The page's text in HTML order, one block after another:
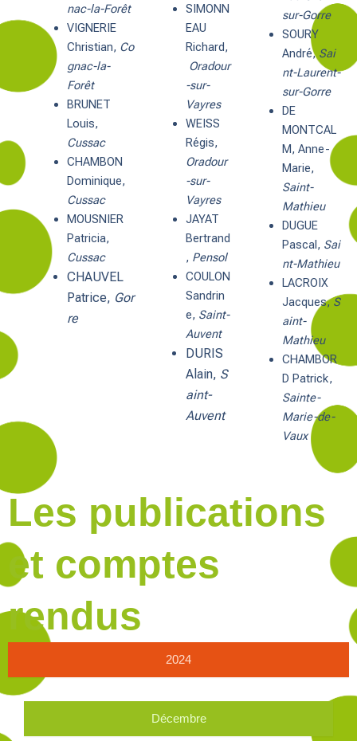
nac-la-Forêt
VIGNERIE
Christian, Co
gnac-la-
Forêt
BRUNET
Louis,
Cussac
CHAMBON
Dominique,
Cussac
MOUSNIER
Patricia,
Cussac
CHAUVEL
Patrice, Gor
re
SIMONN
EAU
Richard,
Oradour
-sur-
Vayres
WEISS
Régis,
Oradour
-sur-
Vayres
JAYAT
Bertrand
, Pensol
COULON
Sandrin
e, Saint-
Auvent
DURIS
Alain, S
aint-
Auvent
sur-Gorre
SOURY
André,Sai
nt-Laurent-
sur-Gorre
DE
MONTCAL
M, Anne-
Marie,
Saint-
Mathieu
DUGUE
Pascal, Sai
nt-Mathieu
LACROIX
Jacques,S
aint-
Mathieu
CHAMBOR
D Patrick,
Sainte-
Marie-de-
Vaux
Les publications
et comptes
rendus
2024
Décembre